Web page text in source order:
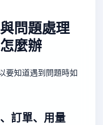
問題處理
麼辦
要知道遇到問題時如
訂單、用量